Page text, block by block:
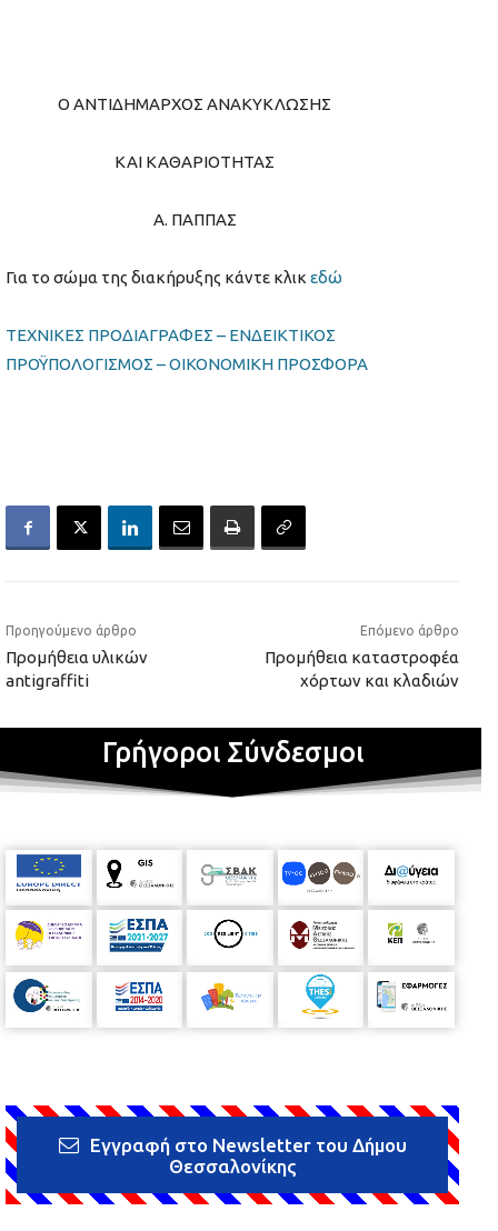
Ο ΑΝΤΙΔΗΜΑΡΧΟΣ ΑΝΑΚΥΚΛΩΣΗΣ
ΚΑΙ ΚΑΘΑΡΙΟΤΗΤΑΣ
Α. ΠΑΠΠΑΣ
Για το σώμα της διακήρυξης κάντε κλικ εδώ
ΤΕΧΝΙΚΕΣ ΠΡΟΔΙΑΓΡΑΦΕΣ – ΕΝΔΕΙΚΤΙΚΟΣ
ΠΡΟΫΠΟΛΟΓΙΣΜΟΣ – ΟΙΚΟΝΟΜΙΚΗ ΠΡΟΣΦΟΡΑ
Προηγούμενο άρθρο
Προμήθεια υλικών
antigraffiti
Επόμενο άρθρο
Προμήθεια καταστροφέα
χόρτων και κλαδιών
Γρήγοροι Σύνδεσμοι
Εγγραφή στο Newsletter του Δήμου
Θεσσαλονίκης